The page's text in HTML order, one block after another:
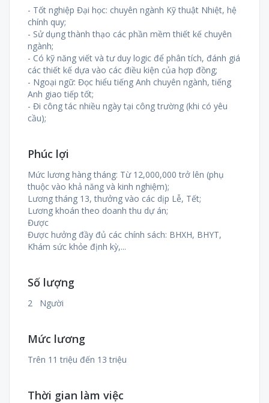
- Tốt nghiệp Đại học: chuyên ngành Kỹ thuật Nhiệt, hệ
chính quy;
- Sử dụng thành thạo các phần mềm thiết kế chuyên
ngành;
- Có kỹ năng viết và tư duy logic để phân tích, đánh giá
các thiết kế dựa vào các điều kiện của hợp đồng;
- Ngoại ngữ: Đọc hiểu tiếng Anh chuyên ngành, tiếng
Anh giao tiếp tốt;
- Đi công tác nhiều ngày tại công trường (khi có yêu
cầu);
Phúc lợi
Mức lương hàng tháng: Từ 12,000,000 trở lên (phụ
thuộc vào khả năng và kinh nghiệm);
Lương tháng 13, thưởng vào các dịp Lễ, Tết;
Lương khoán theo doanh thu dự án;
Được
Được hưởng đầy đủ các chính sách: BHXH, BHYT,
Khám sức khỏe định kỳ,...
Số lượng
2 Người
Mức lương
Trên 11 triệu đến 13 triệu
Thời gian làm việc